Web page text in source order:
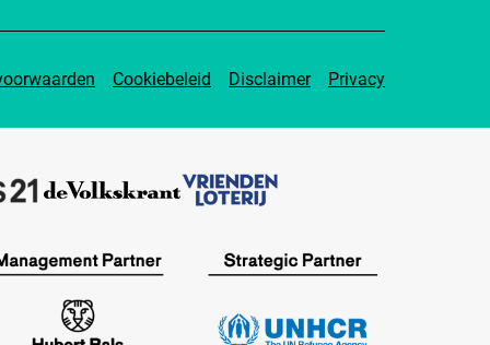
Cookiebeleid Disclaimer Privacy